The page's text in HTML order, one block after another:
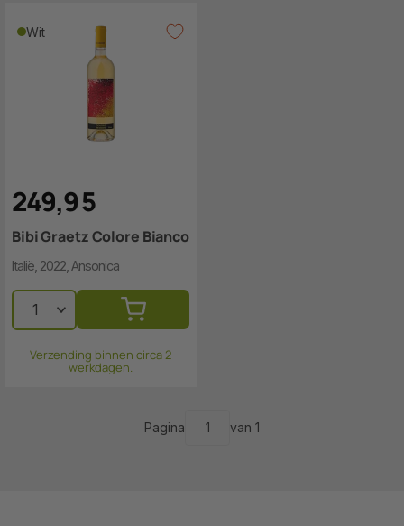
Wit
249,95
Bibi Graetz Colore Bianco
Italië, 2022, Ansonica
Verzending binnen circa 2
werkdagen.
Pagina van 1